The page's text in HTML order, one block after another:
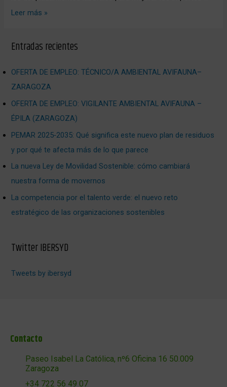
Leer más »
Entradas recientes
OFERTA DE EMPLEO: TÉCNICO/A AMBIENTAL AVIFAUNA–
ZARAGOZA
OFERTA DE EMPLEO: VIGILANTE AMBIENTAL AVIFAUNA –
ÉPILA (ZARAGOZA)
PEMAR 2025‑2035: Qué significa este nuevo plan de residuos
y por qué te afecta más de lo que parece
La nueva Ley de Movilidad Sostenible: cómo cambiará
nuestra forma de movernos
La competencia por el talento verde: el nuevo reto
estratégico de las organizaciones sostenibles
Twitter IBERSYD
Tweets by ibersyd
Contacto
Paseo Isabel La Católica, nº6 Oficina 16 50.009
Zaragoza
+34 722 56 49 07